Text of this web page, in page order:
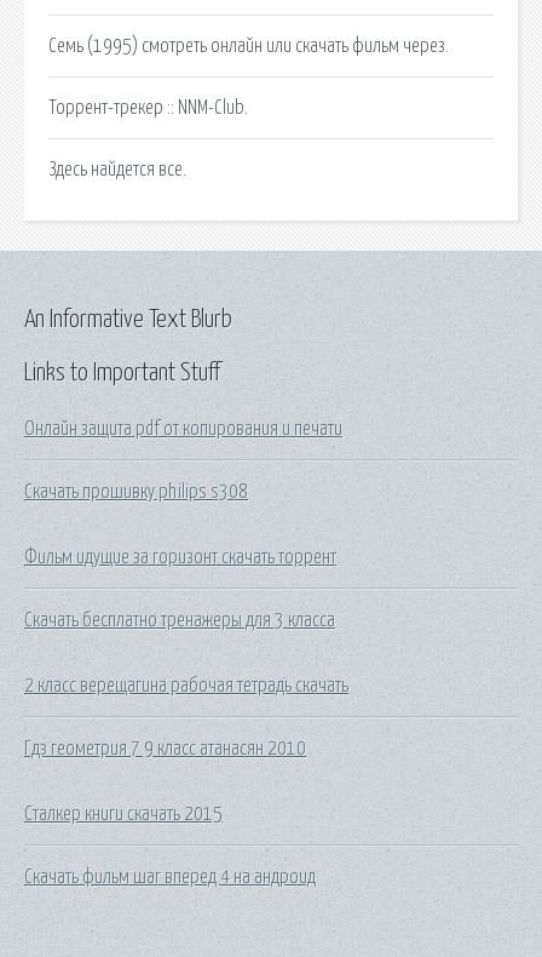
Семь (1995) смотреть онлайн или скачать фильм через.
Торрент-трекер :: NNM-Club.
Здесь найдется все.
Links to Important Stuff
Онлайн защита pdf от копирования и печати
Скачать прошивку philips s308
Фильм идущие за горизонт скачать торрент
Скачать бесплатно тренажеры для 3 класса
2 класс верещагина рабочая тетрадь скачать
Гдз геометрия 7 9 класс атанасян 2010
Сталкер книги скачать 2015
Скачать фильм шаг вперед 4 на андроид
An Informative Text Blurb